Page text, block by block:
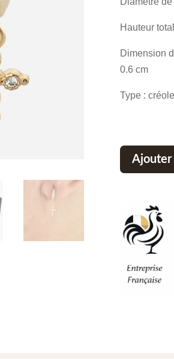
Hauteur
Dimension
0.6 cm
Type : créole
Ajouter